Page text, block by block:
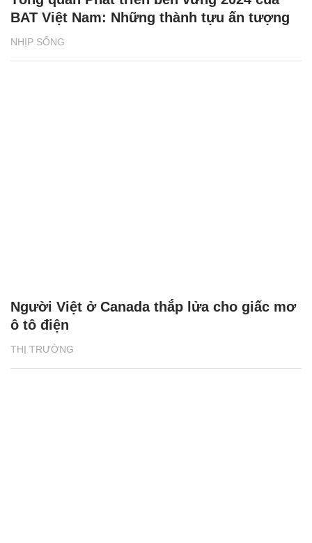
NHỊP SỐNG
BAT Việt Nam: Những thành tựu ấn tượng
THỊ TRƯỜNG
Người Việt ở Canada thắp lửa cho giấc mơ
ô tô điện